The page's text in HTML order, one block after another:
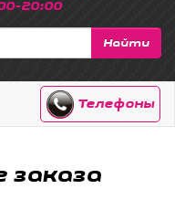
20:00
Найти
Телефоны
заказа